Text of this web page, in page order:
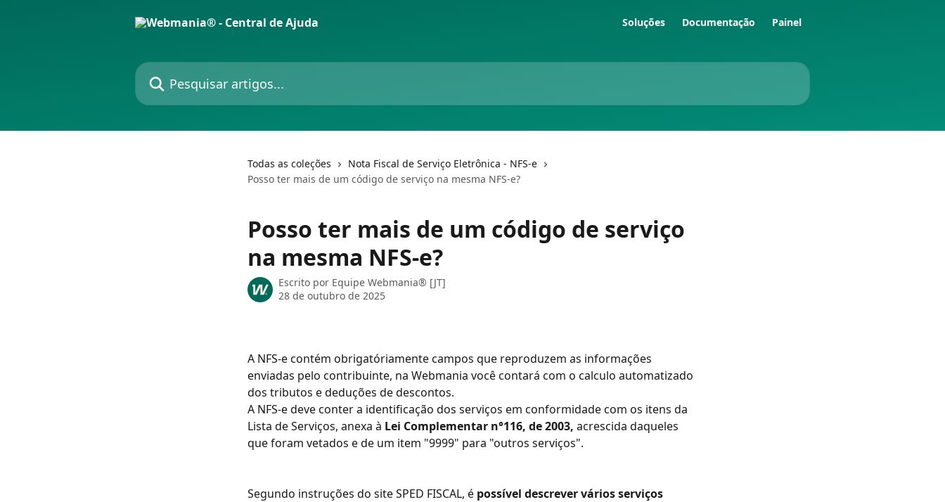
Soluções Documentação Painel
Pesquisar artigos...
Todas as coleções
Nota Fiscal de Serviço Eletrônica - NFS-e
Posso ter mais de um código de serviço na mesma NFS-e?
Posso ter mais de um código de serviço
na mesma NFS-e?
Escrito por Equipe Webmania® [JT]
28 de outubro de 2025
A NFS-e contém obrigatóriamente campos que reproduzem as informações
enviadas pelo contribuinte, na Webmania você contará com o calculo automatizado
dos tributos e deduções de descontos.
A NFS-e deve conter a identificação dos serviços em conformidade com os itens da
Lista de Serviços, anexa à Lei Complementar n°116, de 2003, acrescida daqueles
que foram vetados e de um item "9999" para "outros serviços".
Segundo instruções do site SPED FISCAL, é possível descrever vários serviços